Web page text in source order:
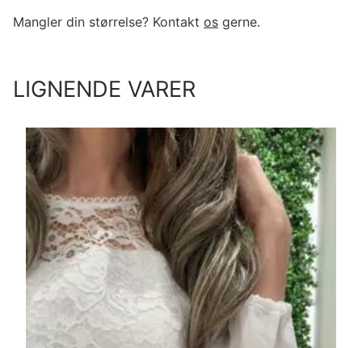
Mangler din størrelse? Kontakt os gerne.
LIGNENDE VARER